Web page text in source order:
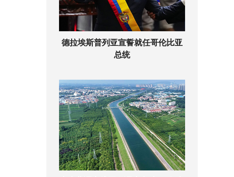
德拉埃斯普列亚宣誓就任哥伦比亚
总统